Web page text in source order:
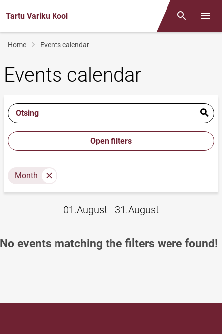
Tartu Variku Kool Otsing
Breadcrumb
Home Events calendar
Events calendar
Otsing
Open filters
Month
01.August - 31.August
No events matching the filters were found!